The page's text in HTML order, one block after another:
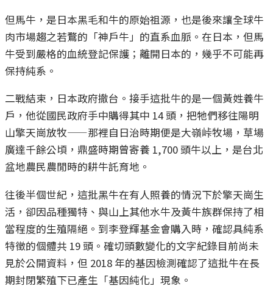
但馬牛，是日本黑毛和牛的原始祖源，也是後來讓全球牛
肉市場趨之若鶩的「神戶牛」的直系血脈。在日本，但馬
牛受到嚴格的血統登記保護；離開日本的，幾乎不可能再
保持純系。
二戰結束，日本政府撤台。接手這批牛的是一個黃姓養牛
戶，他從國民政府手中購得其中 14 頭，把牠們移往陽明
山擎天崗放牧——那裡自日治時期便是大嶺峠牧場，草場
廣達千餘公頃，鼎盛時期曾寄養 1,700 頭牛以上，是台北
盆地農民農閒時的耕牛託育地。
往後半個世紀，這批黑牛在有人照養的情況下於擎天崗生
活，卻因品種獨特、與山上其他水牛及黃牛族群保持了相
當程度的生殖隔絕。到李登輝基金會購入時，確認具純系
特徵的個體共 19 頭。確切頭數變化的文字紀錄目前尚未
見於公開資料，但 2018 年的基因檢測確認了這批牛在長
期封閉繁殖下已產生「基因純化」現象。